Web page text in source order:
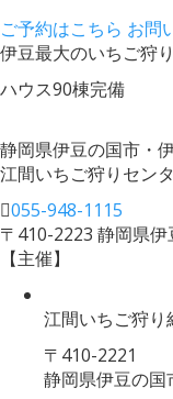
ご予約はこちら お問
伊豆最大のいちご狩り
ハウス90棟完備
静岡県伊豆の国市・
江間いちご狩りセン
055-948-1115
〒410-2223 静岡県
【主催】
江間いちご狩り
〒410-2221
静岡県伊豆の国